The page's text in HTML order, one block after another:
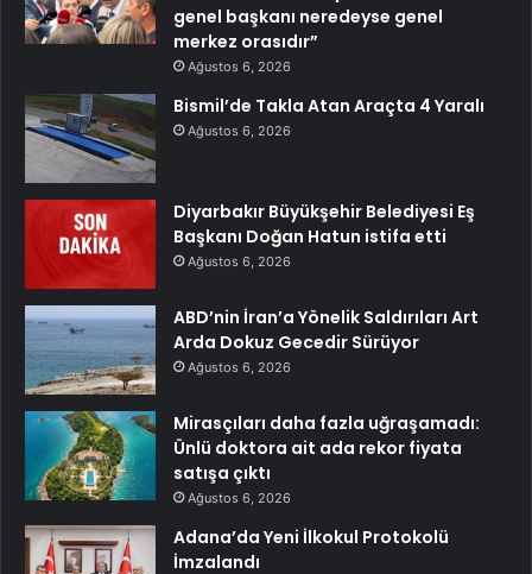
genel başkanı neredeyse genel
merkez orasıdır”
Ağustos 6, 2026
Bismil’de Takla Atan Araçta 4 Yaralı
Ağustos 6, 2026
Diyarbakır Büyükşehir Belediyesi Eş
Başkanı Doğan Hatun istifa etti
Ağustos 6, 2026
ABD’nin İran’a Yönelik Saldırıları Art
Arda Dokuz Gecedir Sürüyor
Ağustos 6, 2026
Mirasçıları daha fazla uğraşamadı:
Ünlü doktora ait ada rekor fiyata
satışa çıktı
Ağustos 6, 2026
Adana’da Yeni İlkokul Protokolü
İmzalandı